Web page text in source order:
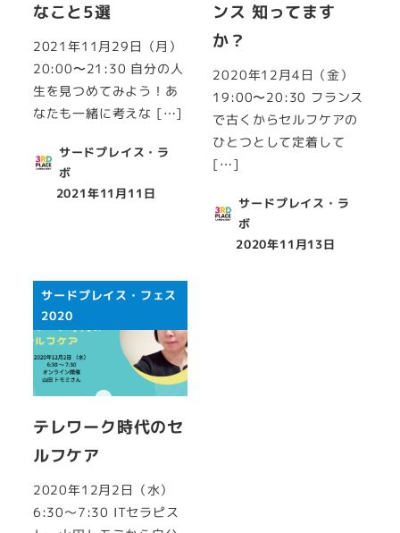
なこと5選
2021年11月29日（月）
20:00〜21:30 自分の人
生を見つめてみよう！あ
なたも一緒に考えな […]
サードプレイス・ラ
ボ
投稿日
2021年11月11日
ンス 知ってます
か？
2020年12月4日（金）
19:00〜20:30 フランス
で古くからセルフケアの
ひとつとして定着して
[…]
サードプレイス・ラ
ボ
投稿日
2020年11月13日
サードプレイス・フェス
2020
テレワーク時代のセ
ルフケア
2020年12月2日（水）
6:30～7:30 ITセラピス